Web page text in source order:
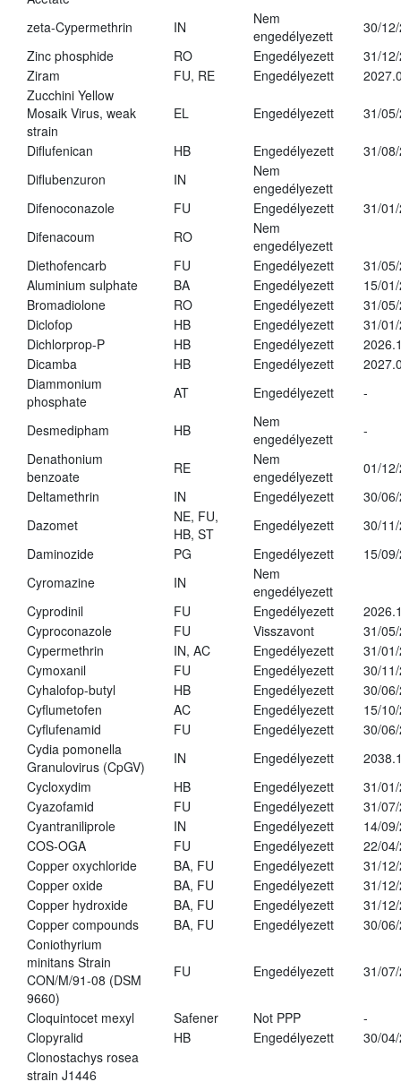
zeta-Cypermethrin IN
Nem
engedélyezett
30/
Zinc phosphide
RO Engedélyezett
31/
Ziram
FU, RE Engedélyezett
Zucchini Yellow
Mosaik Virus, weak
strain
EL Engedélyezett 31/
Diflufenican HB Engedélyezett
31/
Diflubenzuron
IN
Nem
engedélyezett
Difenoconazole
FU Engedélyezett
31/
Difenacoum
RO
Nem
engedélyezett
Diethofencarb
FU Engedélyezett
31/
Aluminium sulphate
BA Engedélyezett
15/
Bromadiolone
RO Engedélyezett
31/
Diclofop
HB Engedélyezett
31/
Dichlorprop-P
HB Engedélyezett
Dicamba
HB Engedélyezett
Diammonium
phosphate
AT Engedélyezett -
Desmedipham HB
Nem
engedélyezett
-
Denathonium
benzoate
RE
Nem
engedélyezett
01/
Deltamethrin
IN Engedélyezett
30/
Dazomet
NE, FU,
HB, ST
Engedélyezett
30/
Daminozide
PG Engedélyezett
15/
Cyromazine
IN
Nem
engedélyezett
Cyprodinil
FU Engedélyezett
Cyproconazole
FU Visszavont
31/
Cypermethrin
IN, AC Engedélyezett
31/
Cymoxanil
FU Engedélyezett
30/
Cyhalofop-butyl
HB Engedélyezett
30/
Cyflumetofen
AC Engedélyezett
15/
Cyflufenamid
FU Engedélyezett
30/
Cydia pomonella
Granulovirus (CpGV)
IN Engedélyezett
Cycloxydim
HB Engedélyezett
31/
Cyazofamid
FU Engedélyezett
31/
Cyantraniliprole
IN Engedélyezett
14/
COS-OGA
FU Engedélyezett
22/
Copper oxychloride
BA, FU Engedélyezett
31/
Copper oxide
BA, FU Engedélyezett
31/
Copper hydroxide
BA, FU Engedélyezett
31/
Copper compounds
BA, FU Engedélyezett
30/
Coniothyrium
minitans Strain
CON/M/91-08 (DSM
9660)
FU Engedélyezett 31/
Cloquintocet mexyl Safener Not PPP
-
Clopyralid
HB Engedélyezett
30/
Clonostachys rosea
strain J1446